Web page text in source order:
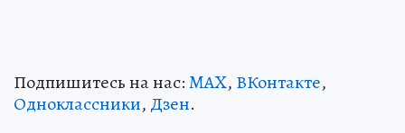
Подпишитесь на нас:MAX, ВКонтакте,
Одноклассники, Дзен.